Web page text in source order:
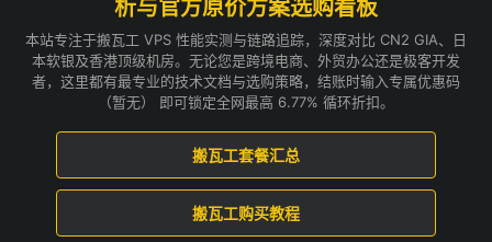
析与官方原价方案选购看板
本站专注于搬瓦工 VPS 性能实测与链路追踪，深度对比 CN2 GIA、日
本软银及香港顶级机房。无论您是跨境电商、外贸办公还是极客开发
者，这里都有最专业的技术文档与选购策略，结账时输入专属优惠码
（暂无） 即可锁定全网最高 6.77% 循环折扣。
搬瓦工套餐汇总
搬瓦工购买教程